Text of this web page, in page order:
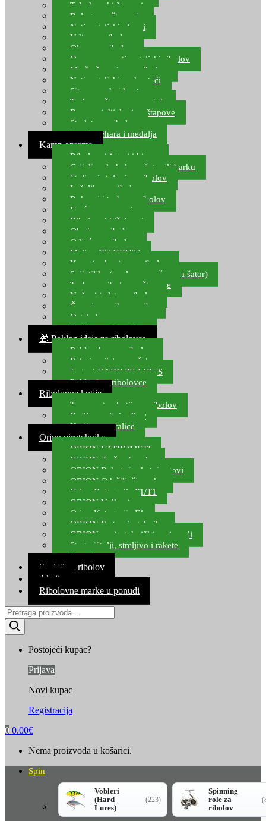
Teleskopski štapovi
Bolognese štapovi
Natjecateljski plovci
Udice za ribolov
Olovo za ribolov
Oprema za natjecateljski ribolov
Mreže čuvarice za ribolov
Natjecateljski podmetači
Sito, posude i kante
Torbe za štapove – match
Rezervni dijelovi za štapove
Starlete za ribolov
Izrada pehara i medalja
Kamp oprema
Ribolovni šatori i bivvy
Grijalice, kuhala za šator ili barku
Stolice i stolovi za ribolov
Ležaljke za ribolov
Ruksaci i torbe za ribolov
Vreće za spavanje
Ribolovni kišobrani
Obuća za ribolov
Odjeća za ribolov
Majice (T-SHIRTS)
Kape i rukavice za ribolov
Svijetiljke (naglavne, ručne, za šator)
Torbe za ribolovne štapove
Noževi i alat za ribolov
Čamci za prihranu ribe
Ostala kamp oprema
Dalekozori i optika
🎁 Poklon ideje za ribolovce
Poklon bon za ribolov
Polarizacijske naočale
Jastuci GABY PILLOWS
Pokloni za ribolovce
Ribolovne kutije
Transportne kutije za ribolov
Kutije za sitni pribor
Kutije za varalice
Orion pirotehnika
ORION VATROMETI
ORION Zračne bombe
ORION Rakete i raketni setovi
ORION Odašiljači zvuka
Orion Kategorija P1/T1
ORION Vulkani
Orion Kategorija F1
ORION Party pirotehnika
ORION nepirotehnički proizvodi
Start pištolji, streljivo i rakete
Kontakt
Savjeti za ribolov
Akcija
Ribolovne marke u ponudi
Products
search
Postojeći kupac?
Prijava
Novi kupac
Registracija
0 0.00€
Nema proizvoda u košarici.
Spin
Vobleri
(Hard
Lures)
(223)
Spinning
role za
ribolov